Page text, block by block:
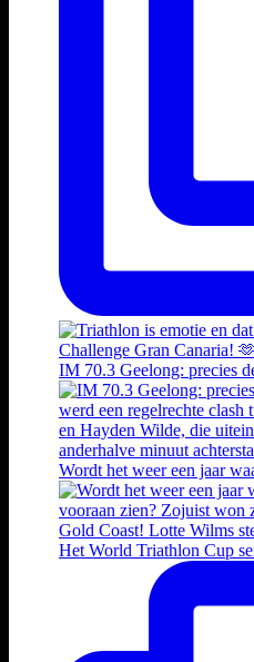
IM 70.3 Geelong: precies
Wordt het weer een jaar
Het World Triathlon Cup